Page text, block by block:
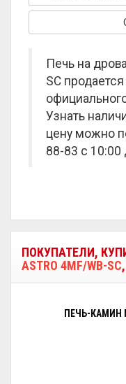
Печь на
SC
Узнать
цену можно
88-83 с
ПОКУПАТЕЛИ,
ASTRO 4MF/WB-SC
ПЕЧЬ-КАМИН